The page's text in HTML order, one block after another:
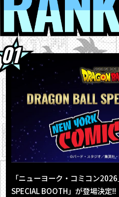
2026.08.04
『ドラゴンボール
ツ！スーパーダイ
2026.08.04
10月号ふろくカー
2026.08.04
ウィークリー☆キ
目は『ドラゴンボ
2026.08.04
最強ジャンプ9月号
ボールSD』の表紙
2026.08.03
News」配信！
「ニューヨーク・コミコン
SPECIAL BOOTH」が登場決定!!